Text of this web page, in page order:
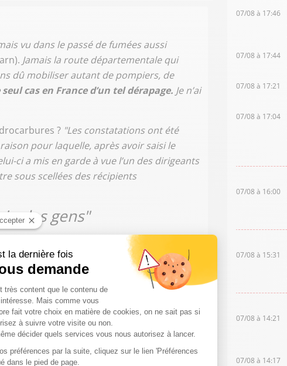
vu dans le passé de fumées aussi
Jamais la route départementale qui
dû mobiliser autant de pompiers, de
seul cas en France d’un tel dérapage. Je n’ai
? "Les constatations ont été
raison pour laquelle, après avoir saisi le
ci a mis en garde à vue l’un des dirigeants
sous scellées des récipients
des gens"
"Quand le domaine décide d’utiliser des
bien sûr, confirme Bernard Carayon.Là, il
n’ai jamais vu de tels moyens utilisés par le
gel a été d’une ampleur exceptionnelle, tout
des gens, c’est inadmissible."
de la République dès samedi 17 avril au
avec la réglementation de l’État. À la
ne sont pas bonnes."Que risquent-ils ?"Je
07/08 à 17:46
07/08 à 17:44
07/08 à 17:21
07/08 à 17:04
07/08 à 16:00
07/08 à 15:31
07/08 à 14:21
07/08 à 14:17